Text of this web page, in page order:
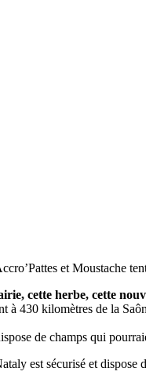
et Moustache
cette herbe, cette
à 430 kilomètres de la
de champs qui
est sécurisé et